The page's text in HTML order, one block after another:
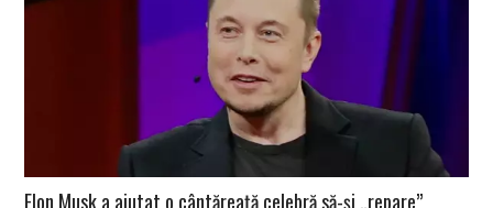
Elon Musk a ajutat o cântăreață celebră să-și „repare”